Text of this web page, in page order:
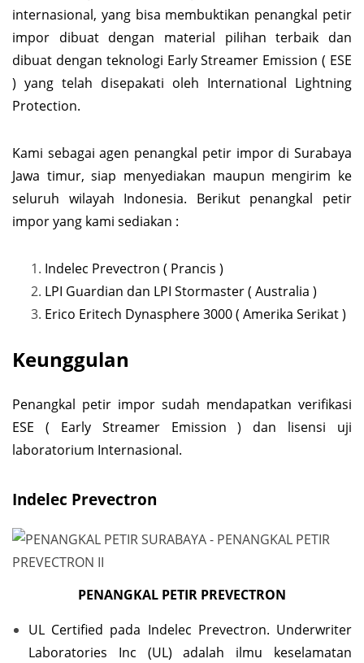
internasional, yang bisa membuktikan penangkal petir
impor dibuat dengan material pilihan terbaik dan
dibuat dengan teknologi Early Streamer Emission ( ESE
) yang telah disepakati oleh International Lightning
Protection.
Kami sebagai agen penangkal petir impor di Surabaya
Jawa timur, siap menyediakan maupun mengirim ke
seluruh wilayah Indonesia. Berikut penangkal petir
impor yang kami sediakan :
Indelec Prevectron ( Prancis )
LPI Guardian dan LPI Stormaster ( Australia )
Erico Eritech Dynasphere 3000 ( Amerika Serikat )
Keunggulan
Penangkal petir impor sudah mendapatkan verifikasi
ESE ( Early Streamer Emission ) dan lisensi uji
laboratorium Internasional.
Indelec Prevectron
PENANGKAL PETIR PREVECTRON
UL Certified pada Indelec Prevectron. Underwriter
Laboratories Inc (UL) adalah ilmu keselamatan